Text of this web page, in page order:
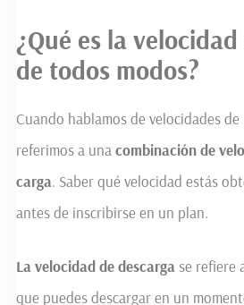
¿Qué es la
de todos modos?
Cuando hablamos de velocidades
referimos a una combinación de
carga. Saber qué velocidad estás
antes de inscribirse en un plan.
La velocidad de descarga se refiere
que puedes descargar en un